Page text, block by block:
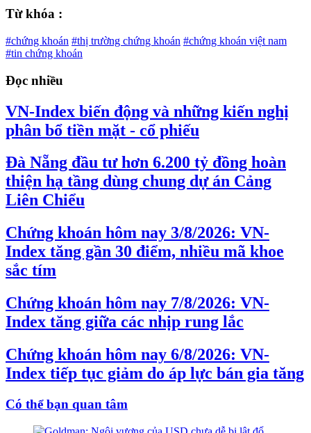
Từ khóa :
#chứng khoán #thị trường chứng khoán #chứng khoán việt nam
#tin chứng khoán
Đọc nhiều
VN-Index biến động và những kiến nghị
phân bổ tiền mặt - cổ phiếu
Đà Nẵng đầu tư hơn 6.200 tỷ đồng hoàn
thiện hạ tầng dùng chung dự án Cảng
Liên Chiểu
Chứng khoán hôm nay 3/8/2026: VN-
Index tăng gần 30 điểm, nhiều mã khoe
sắc tím
Chứng khoán hôm nay 7/8/2026: VN-
Index tăng giữa các nhịp rung lắc
Chứng khoán hôm nay 6/8/2026: VN-
Index tiếp tục giảm do áp lực bán gia tăng
Có thể bạn quan tâm